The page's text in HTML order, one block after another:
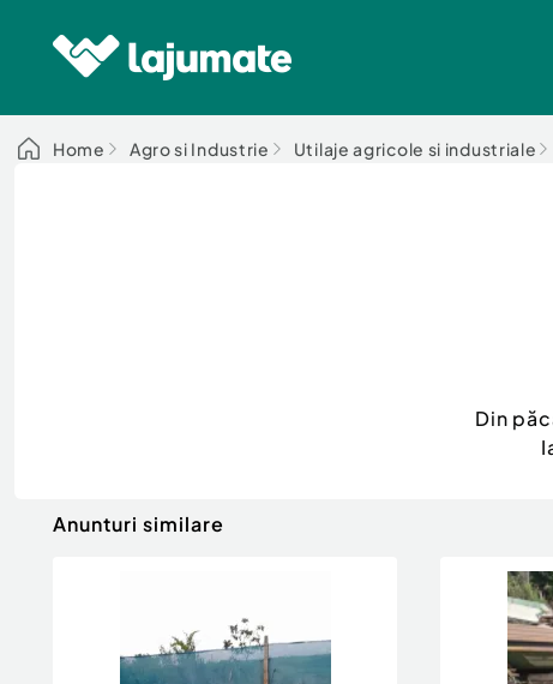
Home Agro si Industrie Utilaje agricole si industriale
Din
Anunturi similare